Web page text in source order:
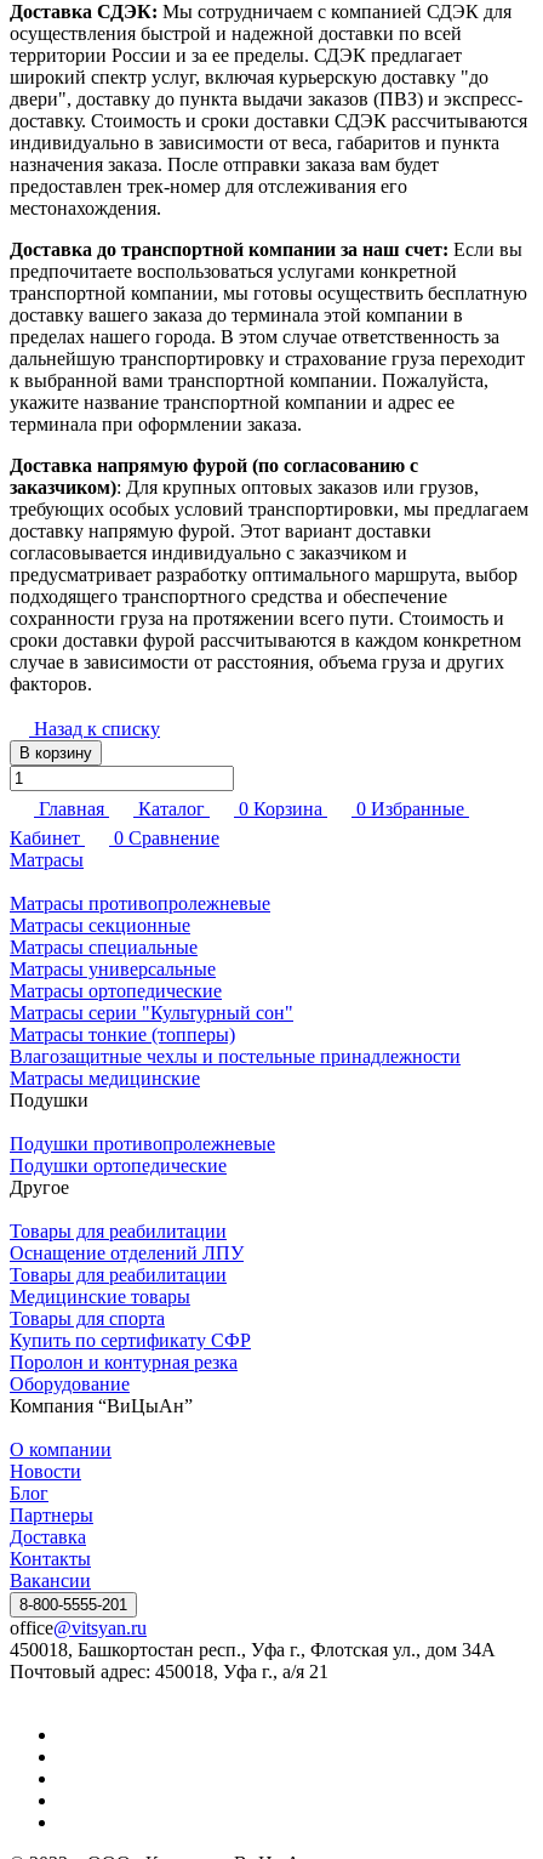
Доставка СДЭК: Мы сотрудничаем с компанией СДЭК для
осуществления быстрой и надежной доставки по всей
территории России и за ее пределы. СДЭК предлагает
широкий спектр услуг, включая курьерскую доставку "до
двери", доставку до пункта выдачи заказов (ПВЗ) и экспресс-
доставку. Стоимость и сроки доставки СДЭК рассчитываются
индивидуально в зависимости от веса, габаритов и пункта
назначения заказа. После отправки заказа вам будет
предоставлен трек-номер для отслеживания его
местонахождения.
Доставка до транспортной компании за наш счет: Если вы
предпочитаете воспользоваться услугами конкретной
транспортной компании, мы готовы осуществить бесплатную
доставку вашего заказа до терминала этой компании в
пределах нашего города. В этом случае ответственность за
дальнейшую транспортировку и страхование груза переходит
к выбранной вами транспортной компании. Пожалуйста,
укажите название транспортной компании и адрес ее
терминала при оформлении заказа.
Доставка напрямую фурой (по согласованию с
заказчиком): Для крупных оптовых заказов или грузов,
требующих особых условий транспортировки, мы предлагаем
доставку напрямую фурой. Этот вариант доставки
согласовывается индивидуально с заказчиком и
предусматривает разработку оптимального маршрута, выбор
подходящего транспортного средства и обеспечение
сохранности груза на протяжении всего пути. Стоимость и
сроки доставки фурой рассчитываются в каждом конкретном
случае в зависимости от расстояния, объема груза и других
факторов.
Назад к списку
В корзину
Главная Каталог 0 Корзина 0 Избранные
Кабинет
0 Сравнение
Матрасы
Матрасы противопролежневые
Матрасы секционные
Матрасы специальные
Матрасы универсальные
Матрасы ортопедические
Матрасы серии "Культурный сон"
Матрасы тонкие (топперы)
Влагозащитные чехлы и постельные принадлежности
Матрасы медицинские
Подушки
Подушки противопролежневые
Подушки ортопедические
Другое
Товары для реабилитации
Оснащение отделений ЛПУ
Товары для реабилитации
Медицинские товары
Товары для спорта
Купить по сертификату СФР
Поролон и контурная резка
Оборудование
Компания “ВиЦыАн”
О компании
Новости
Блог
Партнеры
Доставка
Контакты
Вакансии
8-800-5555-201
office@vitsyan.ru
450018, Башкортостан респ., Уфа г., Флотская ул., дом 34А
Почтовый адрес: 450018, Уфа г., а/я 21